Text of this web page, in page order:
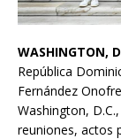
WASHINGTON,
República
Fernández
Washington,
reuniones, actos